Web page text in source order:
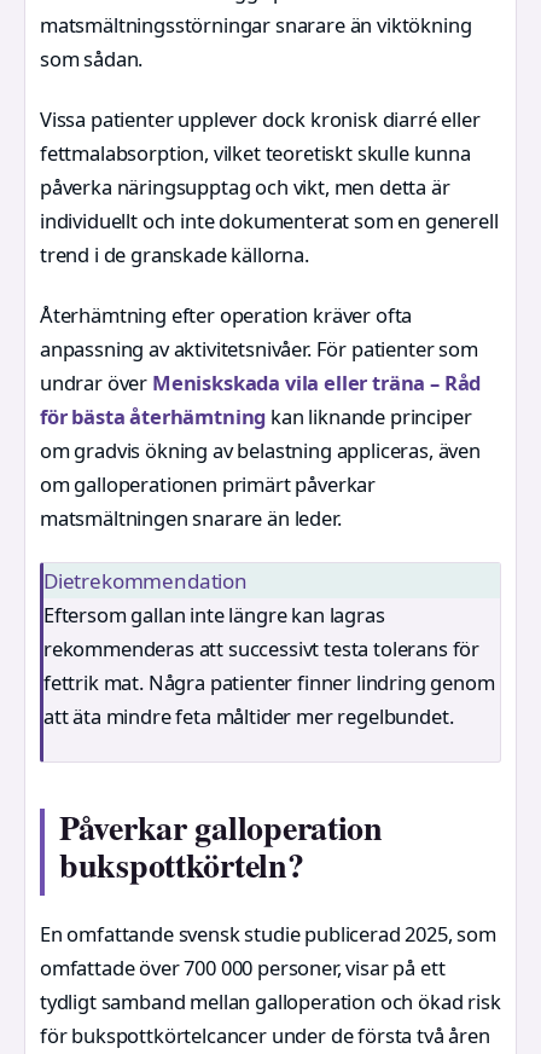
matsmältningsstörningar snarare än viktökning
som sådan.
Vissa patienter upplever dock kronisk diarré eller
fettmalabsorption, vilket teoretiskt skulle kunna
påverka näringsupptag och vikt, men detta är
individuellt och inte dokumenterat som en generell
trend i de granskade källorna.
Återhämtning efter operation kräver ofta
anpassning av aktivitetsnivåer. För patienter som
undrar över Meniskskada vila eller träna – Råd
för bästa återhämtning kan liknande principer
om gradvis ökning av belastning appliceras, även
om galloperationen primärt påverkar
matsmältningen snarare än leder.
Dietrekommendation
Eftersom gallan inte längre kan lagras
rekommenderas att successivt testa tolerans för
fettrik mat. Några patienter finner lindring genom
att äta mindre feta måltider mer regelbundet.
Påverkar galloperation
bukspottkörteln?
En omfattande svensk studie publicerad 2025, som
omfattade över 700 000 personer, visar på ett
tydligt samband mellan galloperation och ökad risk
för bukspottkörtelcancer under de första två åren